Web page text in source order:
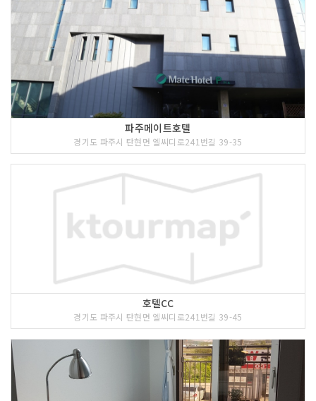
파주메이트호텔
경기도 파주시 탄현면 엘씨디로241번길 39-35
호텔CC
경기도 파주시 탄현면 엘씨디로241번길 39-45